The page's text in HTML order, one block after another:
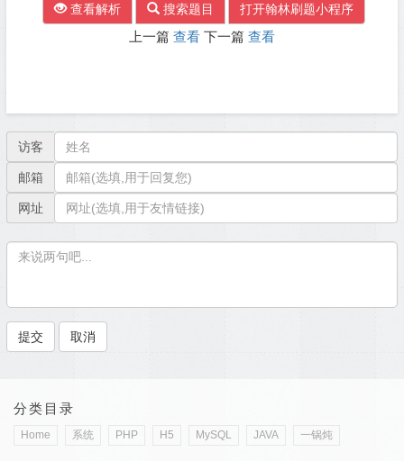
查看解析 搜索题目 打开翰林刷题小程序
上一篇 查看 下一篇 查看
访客
邮箱
网址
分类目录
Home 系统 PHP H5 MySQL JAVA 一锅炖